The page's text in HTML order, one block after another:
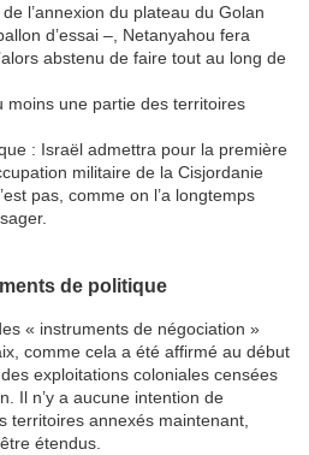
l’annexion du plateau du Golan
d’essai –, Netanyahou fera
abstenu de faire tout au long de
moins une partie des territoires
: Israël admettra pour la première
militaire de la Cisjordanie
pas, comme on l’a longtemps
de politique
« instruments de négociation »
comme cela a été affirmé au début
exploitations coloniales censées
Il n’y a aucune intention de
territoires annexés maintenant,
étendus.